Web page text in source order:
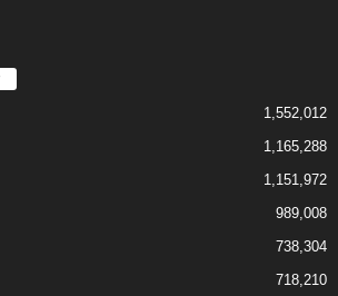
1,552,012
1,165,288
1,151,972
989,008
738,304
718,210